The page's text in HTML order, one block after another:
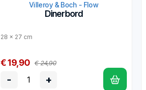
Villeroy & Boch - Flow
Dinerbord
28 x 27 cm
€ 19,90 € 24,90
- +